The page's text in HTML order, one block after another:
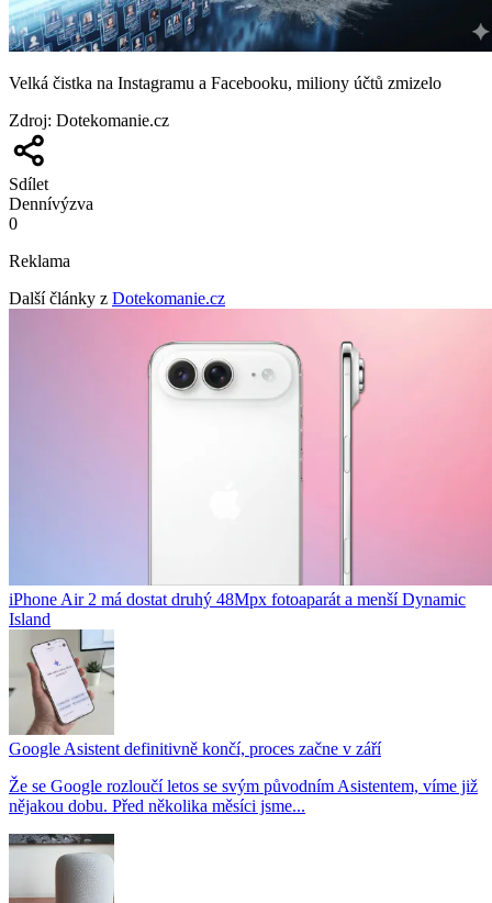
Velká čistka na Instagramu a Facebooku, miliony účtů zmizelo
Zdroj: Dotekomanie.cz
Sdílet
Dennívýzva
0
Reklama
Další články z Dotekomanie.cz
iPhone Air 2 má dostat druhý 48Mpx fotoaparát a menší Dynamic
Island
Google Asistent definitivně končí, proces začne v září
Že se Google rozloučí letos se svým původním Asistentem, víme již
nějakou dobu. Před několika měsíci jsme...